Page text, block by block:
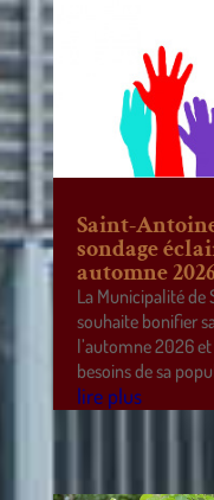
Saint-
sondage
automne
La Municipalité
souhaite bonifier
l’automne 2026
besoins de sa
lire plus